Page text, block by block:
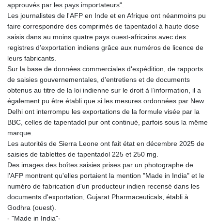
approuvés par les pays importateurs".
Les journalistes de l'AFP en Inde et en Afrique ont néanmoins pu
faire correspondre des comprimés de tapentadol à haute dose
saisis dans au moins quatre pays ouest-africains avec des
registres d’exportation indiens grâce aux numéros de licence de
leurs fabricants.
Sur la base de données commerciales d'expédition, de rapports
de saisies gouvernementales, d'entretiens et de documents
obtenus au titre de la loi indienne sur le droit à l’information, il a
également pu être établi que si les mesures ordonnées par New
Delhi ont interrompu les exportations de la formule visée par la
BBC, celles de tapentadol pur ont continué, parfois sous la même
marque.
Les autorités de Sierra Leone ont fait état en décembre 2025 de
saisies de tablettes de tapentadol 225 et 250 mg.
Des images des boîtes saisies prises par un photographe de
l'AFP montrent qu'elles portaient la mention "Made in India" et le
numéro de fabrication d'un producteur indien recensé dans les
documents d'exportation, Gujarat Pharmaceuticals, établi à
Godhra (ouest).
- "Made in India"-